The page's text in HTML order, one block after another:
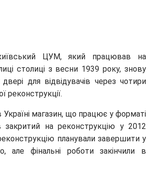
ЦУМ, який працював на
столиці з весни 1939 року, знову
для відвідувачів через чотири
реконструкції.
магазин, що працює у форматі
закритий на реконструкцію у 2012
планували завершити у
але фінальні роботи закінчили в